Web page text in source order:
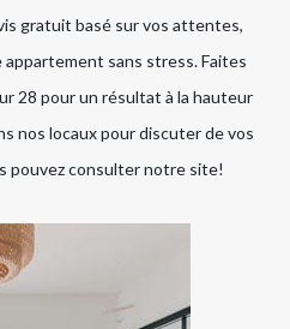
gratuit basé sur vos attentes,
sans stress. Faites
28 pour un résultat à la hauteur
nos locaux pour discuter de vos
pouvez consulter notre site!